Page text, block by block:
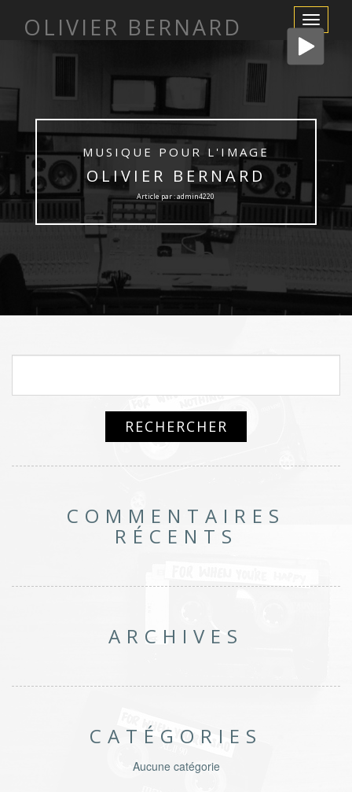
Afficher/
la
navigation
OLIVIER BERNARD
MUSIQUE POUR L'IMAGE
OLIVIER BERNARD
Article par : admin4220
COMMENTAIRES
RÉCENTS
ARCHIVES
CATÉGORIES
Aucune catégorie